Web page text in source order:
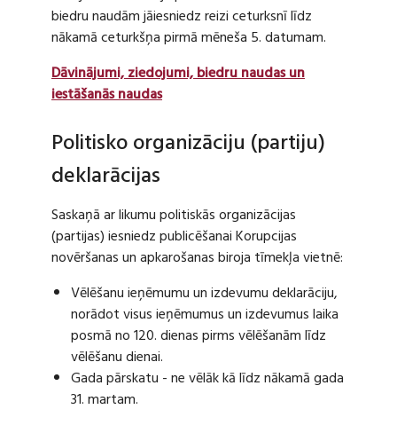
biedru naudām jāiesniedz reizi ceturksnī līdz
nākamā ceturkšņa pirmā mēneša 5. datumam.
Dāvinājumi, ziedojumi, biedru naudas un
iestāšanās naudas
Politisko organizāciju (partiju)
deklarācijas
Saskaņā ar likumu politiskās organizācijas
(partijas) iesniedz publicēšanai Korupcijas
novēršanas un apkarošanas biroja tīmekļa vietnē:
Vēlēšanu ieņēmumu un izdevumu deklarāciju,
norādot visus ieņēmumus un izdevumus laika
posmā no 120. dienas pirms vēlēšanām līdz
vēlēšanu dienai.
Gada pārskatu - ne vēlāk kā līdz nākamā gada
31. martam.